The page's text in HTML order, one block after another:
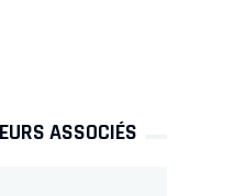
ASSOCIÉS